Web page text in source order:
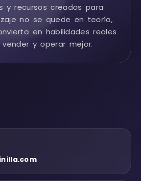
y recursos creados para
no se quede en teoría,
en habilidades reales
y operar mejor.